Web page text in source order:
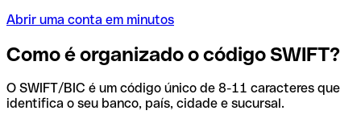
Abrir uma conta em minutos
Como é organizado o código SWIFT?
O SWIFT/BIC é um código único de 8-11 caracteres que
identifica o seu banco, país, cidade e sucursal.